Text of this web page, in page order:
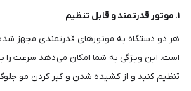
۱. موتور قدرتمند و قابل تنظیم
هر دو دستگاه به موتورهای قدرتمندی مجهز
است. این ویژگی به شما امکان می‌دهد سرعت را
تنظیم کنید و از کشیده شدن و گیر کردن مو